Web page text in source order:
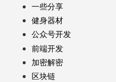
一些分享
健身器材
公众号开发
前端开发
加密解密
区块链